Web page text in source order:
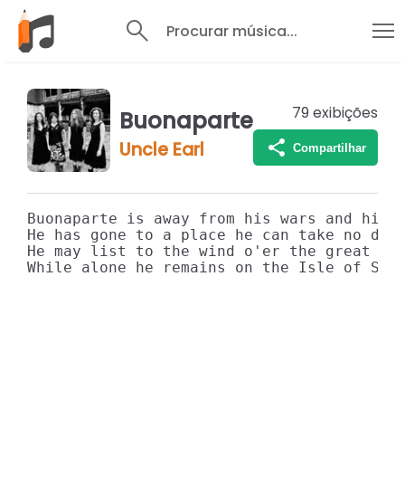
Procurar música...
Buonaparte
Uncle Earl
79 exibições
Compartilhar
Buonaparte is away from his wars and
He has gone to a place he can take no
He may list to the wind o'er the great
While alone he remains on the Isle of St.